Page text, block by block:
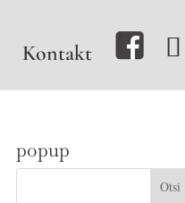
Kontakt
popup